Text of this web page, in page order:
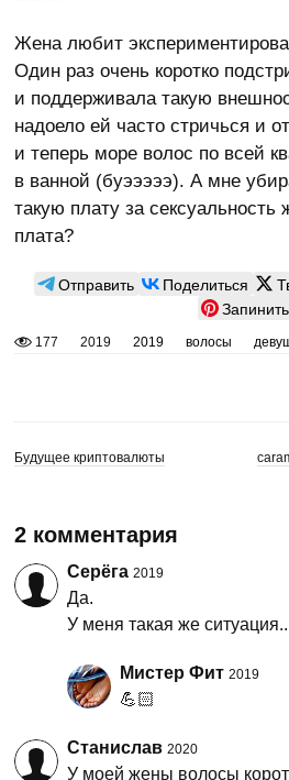
Жена любит
Один раз очень коротко
и поддерживала такую
надоело ей часто стричься и
и теперь море волос по всей
в ванной (буэээээ). А мне
такую плату за
плата?
Отправить Поделиться
Запинить
177 2019 2019 волосы
Будущее криптовалюты
2 комментария
Серёга 2019
Да.
У меня такая же
Мистер Фит 2019
💪🏻
Станислав 2020
У моей жены волосы